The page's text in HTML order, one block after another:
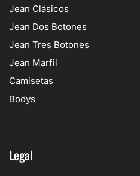
Jean Clásicos
Jean Dos Botones
Jean Tres Botones
Jean Marfil
Camisetas
Bodys
Legal